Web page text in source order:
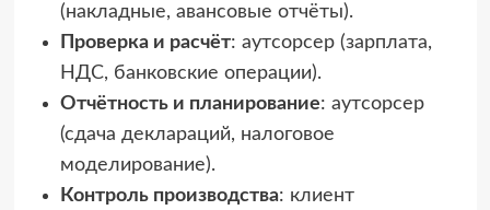
(накладные, авансовые отчёты).
Проверка и расчёт: аутсорсер (зарплата,
НДС, банковские операции).
Отчётность и планирование: аутсорсер
(сдача деклараций, налоговое
моделирование).
Контроль производства: клиент